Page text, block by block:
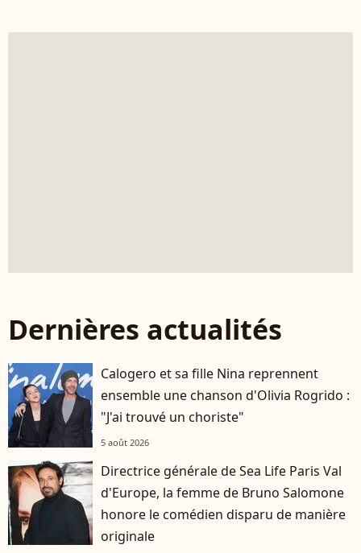
Dernières actualités
Calogero et sa fille Nina reprennent
ensemble une chanson d'Olivia Rogrido :
"J'ai trouvé un choriste"
5 août 2026
Directrice générale de Sea Life Paris Val
d'Europe, la femme de Bruno Salomone
honore le comédien disparu de manière
originale